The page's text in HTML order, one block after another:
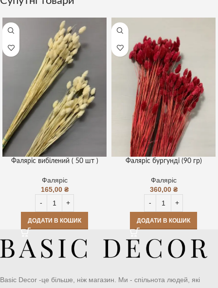
Фаляріс вибілений ( 50 шт )
Фаляріс
165,00 ₴
ДОДАТИ В КОШИК
Фаляріс бургунді (90 гр)
Фаляріс
360,00 ₴
ДОДАТИ В КОШИК
Basic Decor -це більше, ніж магазин. Ми - спільнота людей, які